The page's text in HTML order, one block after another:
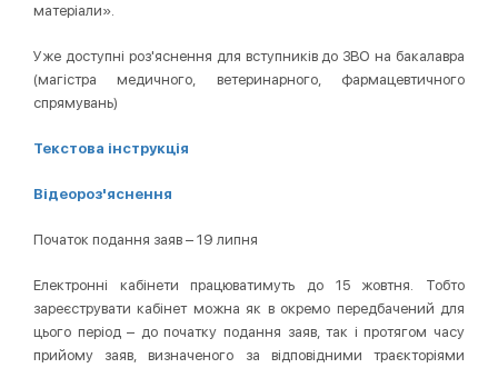
матеріали».
Уже доступні роз'яснення для вступників до ЗВО на бакалавра
(магістра медичного, ветеринарного, фармацевтичного
спрямувань)
Текстова інструкція
Відеороз'яснення
Початок подання заяв – 19 липня
Електронні кабінети працюватимуть до 15 жовтня. Тобто
зареєструвати кабінет можна як в окремо передбачений для
цього період – до початку подання заяв, так і протягом часу
прийому заяв, визначеного за відповідними траєкторіями